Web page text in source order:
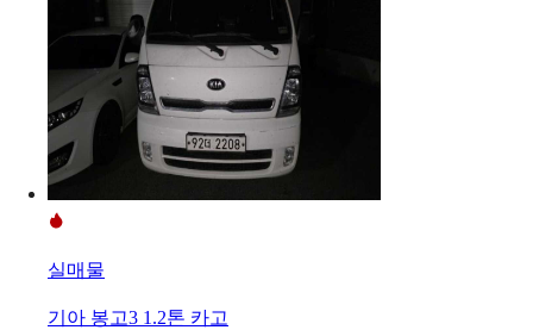
실매물
기아 봉고3 1.2톤 카고